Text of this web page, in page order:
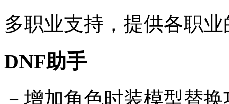
多职业支持，提供各职
DNF助手
－增加角色时装模型替